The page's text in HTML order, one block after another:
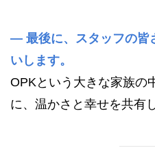
— 最後に、スタッフの皆
いします。
OPKという大きな家族の
に、温かさと幸せを共有